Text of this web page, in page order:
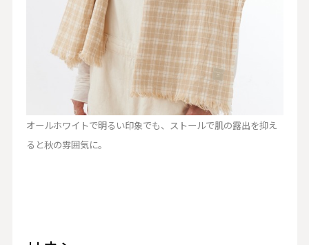
オールホワイトで明るい印象でも、ストールで肌の露出を抑え
ると秋の雰囲気に。